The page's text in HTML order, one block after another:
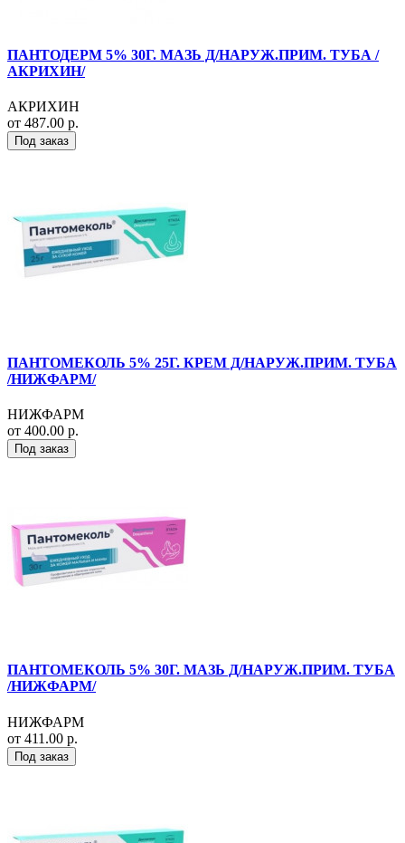
ПАНТОДЕРМ 5% 30Г. МАЗЬ Д/НАРУЖ.ПРИМ. ТУБА /
АКРИХИН/
АКРИХИН
от 487.00 р.
Под заказ
ПАНТОМЕКОЛЬ 5% 25Г. КРЕМ Д/НАРУЖ.ПРИМ. ТУБА
/НИЖФАРМ/
НИЖФАРМ
от 400.00 р.
Под заказ
ПАНТОМЕКОЛЬ 5% 30Г. МАЗЬ Д/НАРУЖ.ПРИМ. ТУБА
/НИЖФАРМ/
НИЖФАРМ
от 411.00 р.
Под заказ